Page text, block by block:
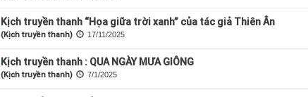
Kịch truyền thanh “Họa giữa trời xanh” của tác giả Thiên Ân
(Kịch truyền thanh) 17/11/2025
Kịch truyền thanh : QUA NGÀY MƯA GIÔNG
(Kịch truyền thanh) 7/1/2025